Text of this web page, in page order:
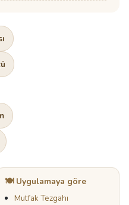
🍽️ Uygulamaya göre
Mutfak Tezgahı